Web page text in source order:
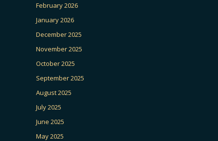
February 2026
January 2026
December 2025
November 2025
October 2025
September 2025
August 2025
July 2025
June 2025
May 2025